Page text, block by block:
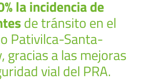
la incidencia de
de tránsito en el
Pativilca-Santa-
gracias a las mejoras
vial del PRA.